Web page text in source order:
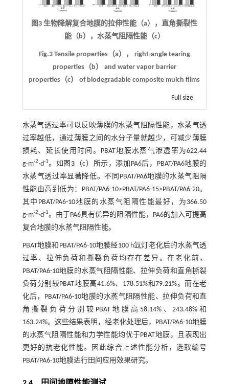
图3 生物降解复合地膜的拉伸性能（a），直角撕裂性
能（b），水蒸气阻隔性能（c）
Fig.3 Tensile properties（a）， right-angle tearing
properties（b） and water vapor barrier
properties（c） of biodegradable composite mulch films
Full size
水蒸气透过率可以反映薄膜的水蒸气阻隔性能，水蒸气透
过率越低，通过薄膜之间的水分子量就越少，可减少薄膜
损耗、延长使用时间。PBAT地膜水蒸气渗透率为622.44
g·m-2·d-1。如 图3 （c）所示，添加PA6后，PBAT/PA6地膜的
水蒸气透过率显著降低。不同PBAT/PA6地膜的水蒸气阻隔
性能由高到低为：PBAT/PA6-10>PBAT/PA6-15>PBAT/PA6-20。
其中PBAT/PA6-10地膜的水蒸气阻隔性能最好，为366.50
g·m-2·d-1。由于PA6具有优异的阻隔性能，PA6的加入可提高
复合地膜的水蒸气阻隔性能。
PBAT地膜和PBAT/PA6-10地膜经100 h氙灯老化后的水蒸气透
过率、拉伸负荷和撕裂负荷均存在差异。在老化前，
PBAT/PA6-10地膜的水蒸气阻隔性能、拉伸负荷和直角撕裂
负荷分别较PBAT地膜高41.6%、178.51%和79.21%。而在老
化后，PBAT/PA6-10地膜的水蒸气阻隔性能、拉伸负荷和直
角撕裂负荷分别较PBAT地膜高58.14%、243.48%和
163.24%。这些结果表明，经老化处理后，PBAT/PA6-10地膜
的水蒸气阻隔性能和力学性能均优于PBAT地膜，且表现出
更好的抗老化性能。因此综合上述性能分析，选取编号
PBAT/PA6-10地膜进行田间应用效果研究。